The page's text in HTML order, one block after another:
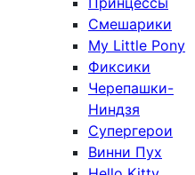
Смешарики
My Little Pony
Фиксики
Черепашки-
Ниндзя
Супергерои
Винни Пух